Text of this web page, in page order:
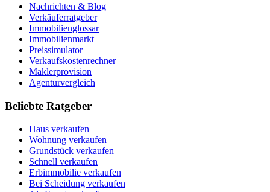
Nachrichten & Blog
Verkäuferratgeber
Immobilienglossar
Immobilienmarkt
Preissimulator
Verkaufskostenrechner
Maklerprovision
Agenturvergleich
Beliebte Ratgeber
Haus verkaufen
Wohnung verkaufen
Grundstück verkaufen
Schnell verkaufen
Erbimmobilie verkaufen
Bei Scheidung verkaufen